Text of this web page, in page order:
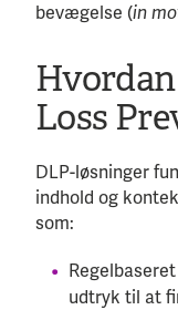
bevægelse (in
Loss
DLP-løsninger
indhold og
som:
udtryk til at